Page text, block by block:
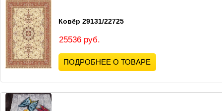
Ковёр 29131/22725
25536 руб.
ПОДРОБНЕЕ О ТОВАРЕ